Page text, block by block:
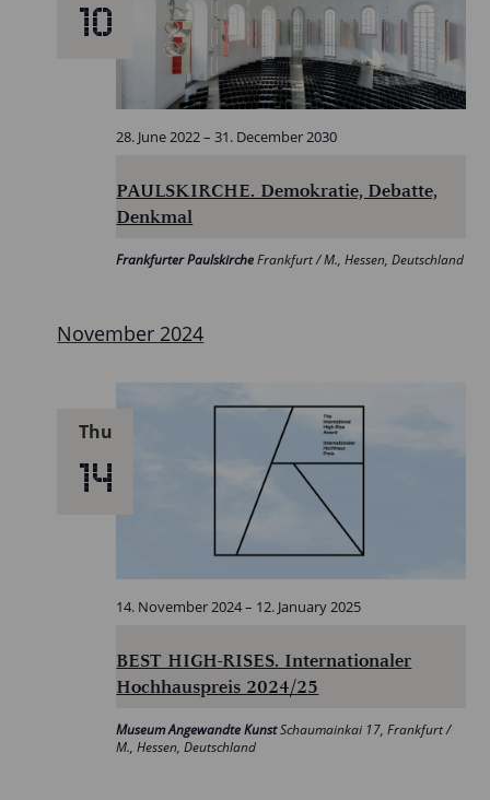
10
PAULSKIRCHE. Demokratie, Debatte,
Denkmal
28. June 2022–31. December 2030
Frankfurter PaulskircheFrankfurt / M., Hessen, Deutschland
November 2024
Thu
14
BEST HIGH-RISES. Internationaler
Hochhauspreis 2024/25
14. November 2024– 12. January 2025
Museum Angewandte KunstSchaumainkai 17, Frankfurt /
M., Hessen, Deutschland